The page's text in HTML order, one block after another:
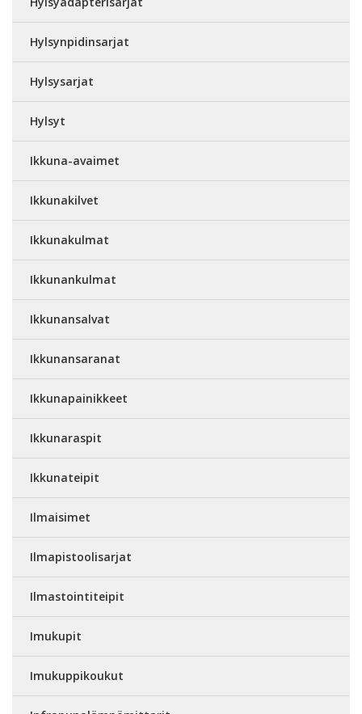
Hylsynpidinsarjat
Hylsysarjat
Hylsyt
Ikkuna-avaimet
Ikkunakilvet
Ikkunakulmat
Ikkunankulmat
Ikkunansalvat
Ikkunansaranat
Ikkunapainikkeet
Ikkunaraspit
Ikkunateipit
Ilmaisimet
Ilmapistoolisarjat
Ilmastointiteipit
Imukupit
Imukuppikoukut